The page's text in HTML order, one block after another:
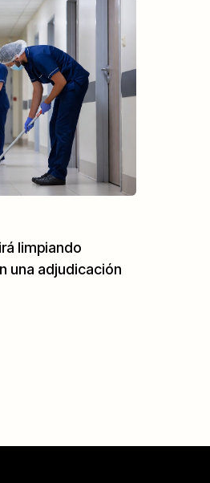
limpiando
una adjudicación